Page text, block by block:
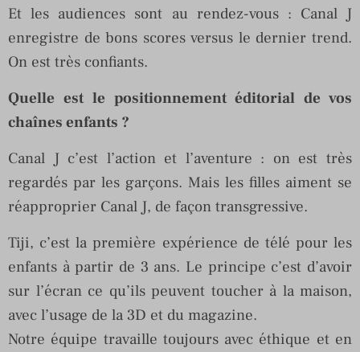
Et les audiences sont au rendez-vous : Canal J
enregistre de bons scores versus le dernier trend.
On est très confiants.
Quelle est le positionnement éditorial de vos
chaînes enfants ?
Canal J c’est l’action et l’aventure : on est très
regardés par les garçons. Mais les filles aiment se
réapproprier Canal J, de façon transgressive.
Tiji, c’est la première expérience de télé pour les
enfants à partir de 3 ans. Le principe c’est d’avoir
sur l’écran ce qu’ils peuvent toucher à la maison,
avec l’usage de la 3D et du magazine.
Notre équipe travaille toujours avec éthique et en